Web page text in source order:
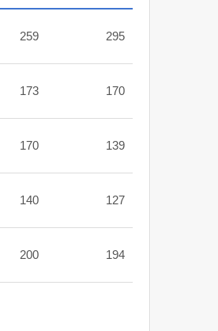
259 295
173 170
170 139
140 127
200 194